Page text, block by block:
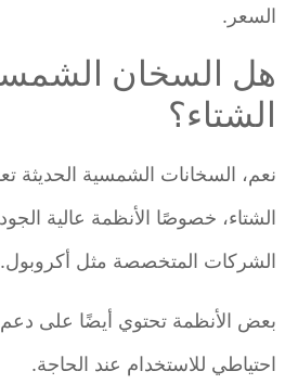
السعر.
هل السخان
الشتاء؟
نعم، السخانات الشمسية الحديثة
الشتاء، خصوصًا الأنظمة عالية الجودة
الشركات المتخصصة مثل أكروبول.
بعض الأنظمة تحتوي أيضًا على دعم
احتياطي للاستخدام عند الحاجة.